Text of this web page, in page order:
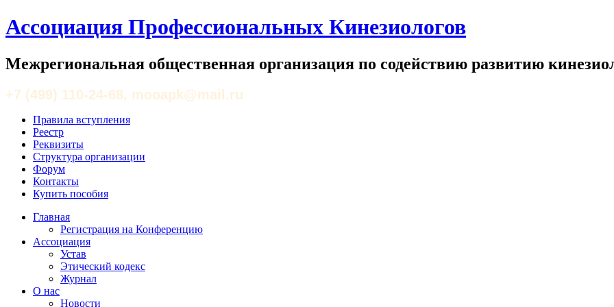
Ассоциация Профессиональных Кинезиологов
Межрегиональная общественная организация по содействию развитию
+7 (499) 110-24-68, mooapk@mail.ru
Правила вступления
Реестр
Реквизиты
Структура организации
Форум
Контакты
Купить пособия
Главная
Регистрация на Конференцию
Ассоциация
Устав
Этический кодекс
Журнал
О нас
Новости